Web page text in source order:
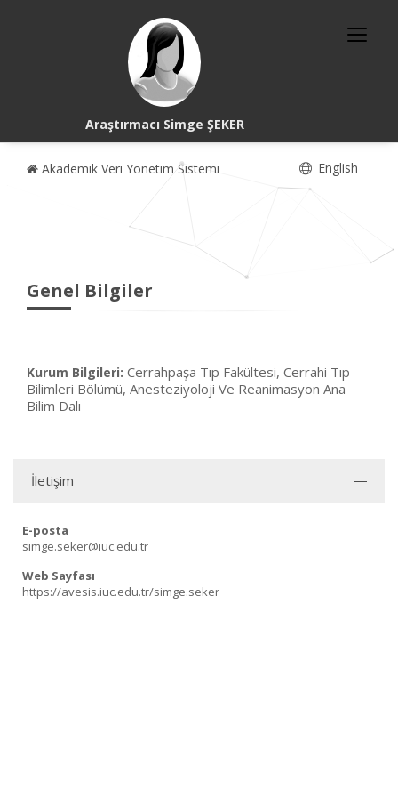
Araştırmacı Simge ŞEKER
Akademik Veri Yönetim Sistemi English
Genel Bilgiler
Kurum Bilgileri: Cerrahpaşa Tıp Fakültesi, Cerrahi Tıp
Bilimleri Bölümü, Anesteziyoloji Ve Reanimasyon Ana
Bilim Dalı
İletişim
E-posta
simge.seker@iuc.edu.tr
Web Sayfası
https://avesis.iuc.edu.tr/simge.seker